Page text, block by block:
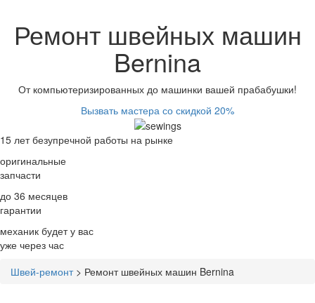
Ремонт швейных машин
Bernina
От компьютеризированных до машинки вашей прабабушки!
Вызвать мастера со скидкой 20%
15 летбезупречной работы на рынке
оригинальные
запчасти
до 36 месяцев
гарантии
механик будет у вас
уже через час
Швей-ремонт> Ремонт швейных машин Bernina